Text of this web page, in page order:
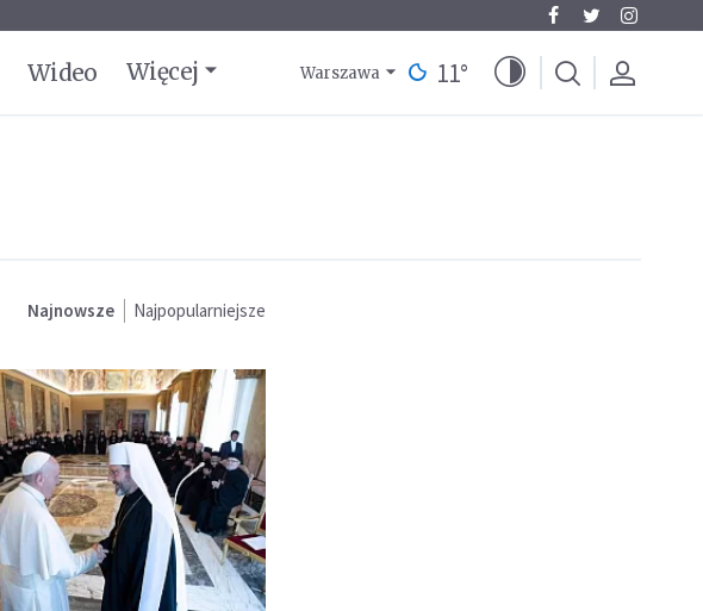
Wideo Więcej Warszawa 11°
Najnowsze Najpopularniejsze